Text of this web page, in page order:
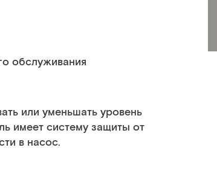
обслуживания
или уменьшать уровень
имеет систему защиты от
в насос.